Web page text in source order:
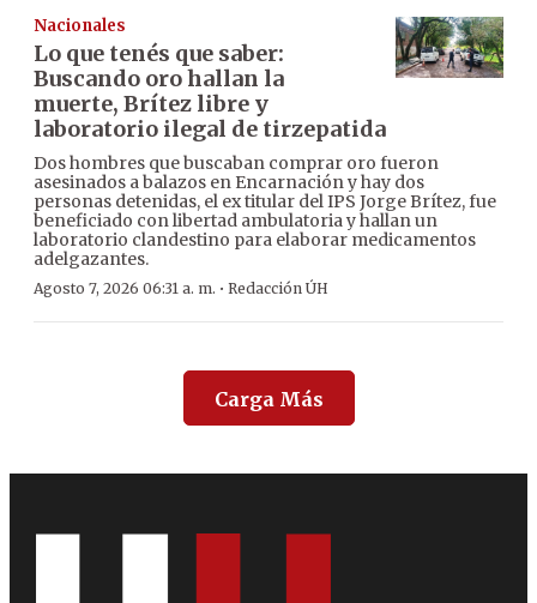
Nacionales
Lo que tenés que saber:
Buscando oro hallan la
muerte, Brítez libre y
laboratorio ilegal de tirzepatida
Dos hombres que buscaban comprar oro fueron
asesinados a balazos en Encarnación y hay dos
personas detenidas, el ex titular del IPS Jorge Brítez, fue
beneficiado con libertad ambulatoria y hallan un
laboratorio clandestino para elaborar medicamentos
adelgazantes.
Agosto 7, 2026 06:31 a. m. · Redacción ÚH
Carga Más